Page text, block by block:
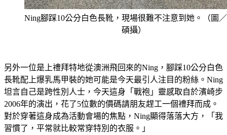
Ning腳踩10公分白色長靴，現場很難不注意到她。（圖
碩攝）
長靴配上爆乳馬甲裝的她可能是今天最引人注目的粉絲。Ning
坦言自己是跨性別人士，今天這身「戰袍」靈感取自於濱崎步
2006年的演出，花了5位數的價碼請朋友趕工一個禮拜而成。
對於穿著這身成為活動會場的焦點，Ning顯得落落大方，「我
習慣了，平常就比較常穿特別的衣服。」